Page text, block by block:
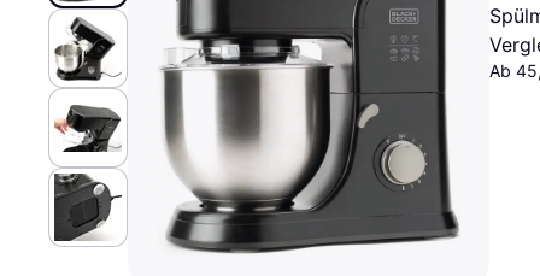
Bezahle in bis zu 30
Tagen
Ratenzahlung
SHEIN
Ab